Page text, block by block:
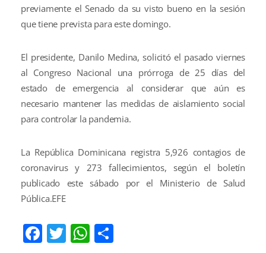
previamente el Senado da su visto bueno en la sesión
que tiene prevista para este domingo.
El presidente, Danilo Medina, solicitó el pasado viernes
al Congreso Nacional una prórroga de 25 días del
estado de emergencia al considerar que aún es
necesario mantener las medidas de aislamiento social
para controlar la pandemia.
La República Dominicana registra 5,926 contagios de
coronavirus y 273 fallecimientos, según el boletín
publicado este sábado por el Ministerio de Salud
Pública.EFE
Facebook
TwitterWhatsApp